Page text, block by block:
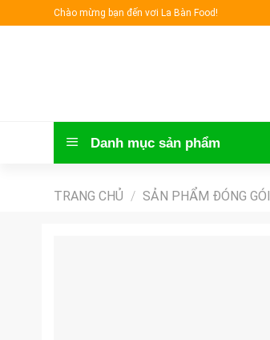
to
Chào mừng bạn đến vơi La Bàn Food!
Danh mục sản phẩm
TRANG CHỦ / SẢN PHẨM ĐÓNG GÓI